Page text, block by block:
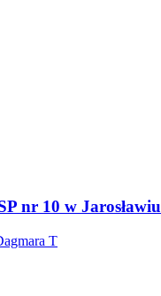
nr 10 w Jarosławiu
T